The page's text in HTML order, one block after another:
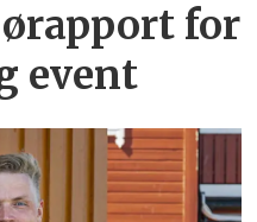
for
event